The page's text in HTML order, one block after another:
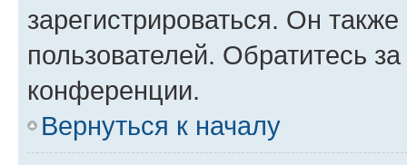
зарегистрироваться. Он
пользователей. Обратитесь
конференции.
Вернуться к началу